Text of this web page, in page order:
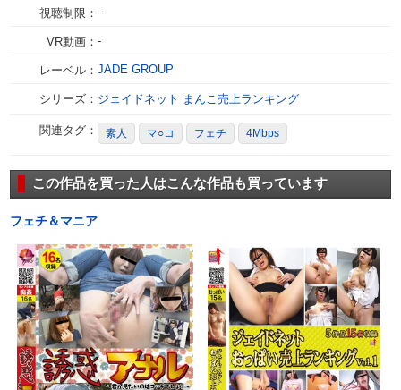
視聴制限： -
VR動画： -
レーベル： JADE GROUP
シリーズ： ジェイドネット まんこ売上ランキング
関連タグ： 素人 マ○コ フェチ 4Mbps
この作品を買った人はこんな作品も買っています
フェチ＆マニア